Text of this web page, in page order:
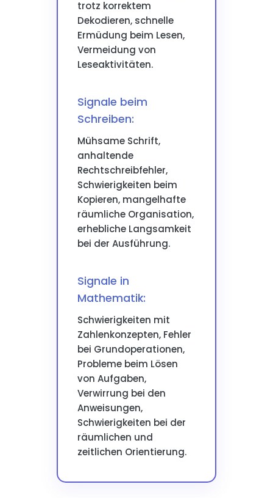
trotz korrektem
Dekodieren, schnelle
Ermüdung beim Lesen,
Vermeidung von
Leseaktivitäten.
Signale beim
Schreiben:
Mühsame Schrift,
anhaltende
Rechtschreibfehler,
Schwierigkeiten beim
Kopieren, mangelhafte
räumliche Organisation,
erhebliche Langsamkeit
bei der Ausführung.
Signale in
Mathematik:
Schwierigkeiten mit
Zahlenkonzepten, Fehler
bei Grundoperationen,
Probleme beim Lösen
von Aufgaben,
Verwirrung bei den
Anweisungen,
Schwierigkeiten bei der
räumlichen und
zeitlichen Orientierung.